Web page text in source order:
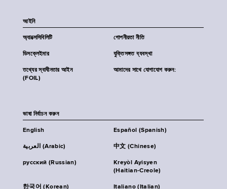
আইনি
অ্যাক্সেসিবিলিটি গোপনীয়তা নীতি
ডিসক্লেইমার যুক্তিসঙ্গত ব্যবস্থা
তথ্যের স্বাধীনতার আইন
(FOIL)
আমাদের সাথে যোগাযোগ করুন:
ভাষা নির্বাচন করুন
English Español (Spanish)
العربية (Arabic) 中文 (Chinese)
русский (Russian)
Kreyòl Ayisyen
(Haitian-Creole)
한국어 (Korean) Italiano (Italian)